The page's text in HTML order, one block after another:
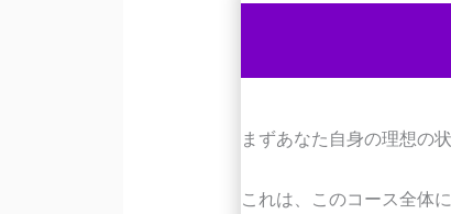
まずあなた自身の理想の
これは、このコース全体